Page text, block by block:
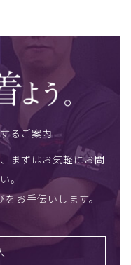
るご案内
まずはお気軽にお問
。
お手伝いします。